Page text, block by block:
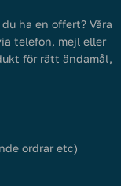
ha en offert? Våra
telefon, mejl eller
för rätt ändamål,
ordrar etc)